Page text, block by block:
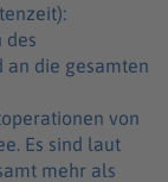
des
an die gesamten
von
Es sind laut
mehr als